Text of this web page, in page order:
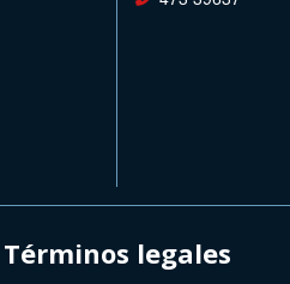
Términos legales